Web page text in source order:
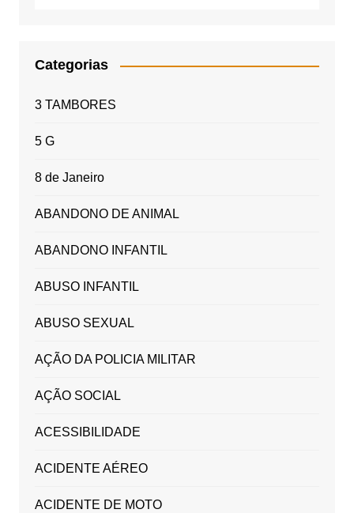
Categorias
3 TAMBORES
5 G
8 de Janeiro
ABANDONO DE ANIMAL
ABANDONO INFANTIL
ABUSO INFANTIL
ABUSO SEXUAL
AÇÃO DA POLICIA MILITAR
AÇÃO SOCIAL
ACESSIBILIDADE
ACIDENTE AÉREO
ACIDENTE DE MOTO